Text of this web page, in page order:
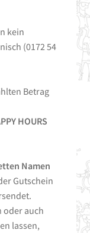
kein
(0172 54
Betrag
HOURS
Namen
Gutschein
oder auch
lassen,